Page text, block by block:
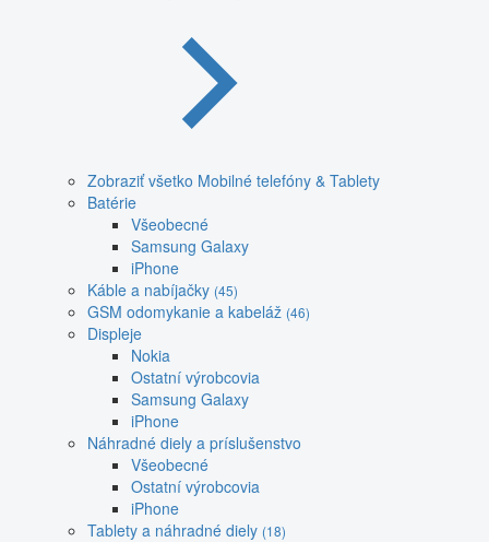
Zobraziť všetko Mobilné telefóny & Tablety
Batérie
Všeobecné
Samsung Galaxy
iPhone
Káble a nabíjačky (45)
GSM odomykanie a kabeláž (46)
Displeje
Nokia
Ostatní výrobcovia
Samsung Galaxy
iPhone
Náhradné diely a príslušenstvo
Všeobecné
Ostatní výrobcovia
iPhone
Tablety a náhradné diely (18)